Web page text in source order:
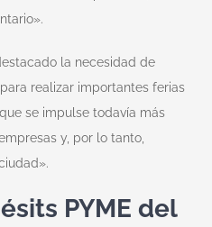
la necesidad de
realizar importantes ferias
se impulse todavía más
y, por lo tanto,
PYME del